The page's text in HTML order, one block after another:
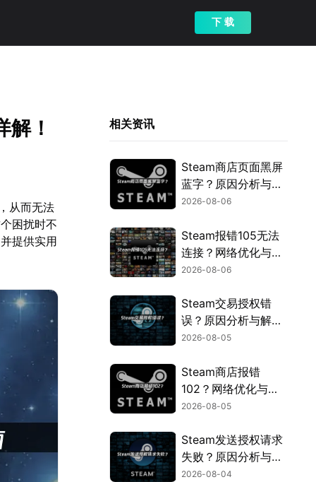
下 载
！
从而无法
困扰时不
提供实用
相关资讯
Steam商店页面黑屏
蓝字？原因分析与解
决方案！
2026-08-06
Steam报错105无法
连接？网络优化与解
决指南！
2026-08-06
Steam交易授权错
误？原因分析与解决
方法！
2026-08-05
Steam商店报错
102？网络优化与连
接问题解决指南！
2026-08-05
Steam发送授权请求
失败？原因分析与解
决方案！
2026-08-04